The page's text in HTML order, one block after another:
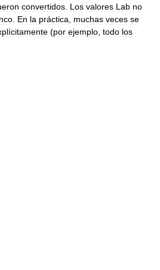
convertidos. Los valores Lab no
. En la práctica, muchas veces se
(por ejemplo, todo los